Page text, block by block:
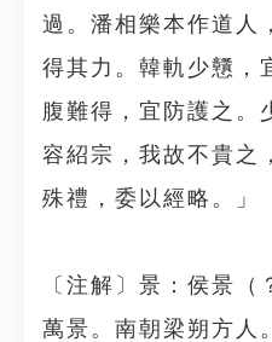
過。潘相樂本作道人
得其力。韓軌少戇，
腹難得，宜防護之。
容紹宗，我故不貴之
殊禮，委以經略。」
〔注解〕景：侯景
萬景。南朝梁朔方人